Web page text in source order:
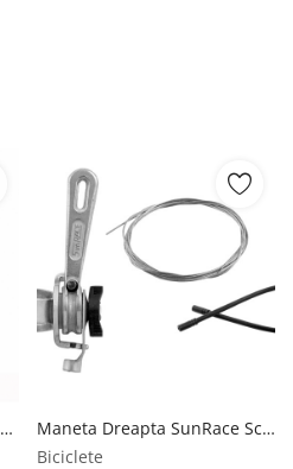
Protectie Comenzi Cursiera Ebon Sram Alb Ebon
Maneta Dreapta SunRace Schimbator 6 7 8V SunRace
Biciclete